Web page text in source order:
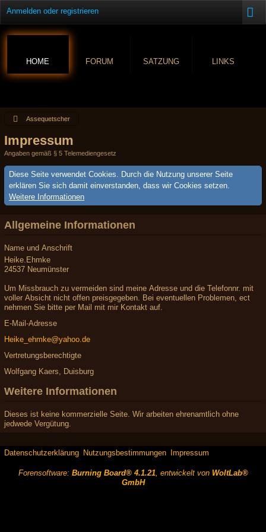
Anmelden oder registrieren
HOME FORUM SATZUNG LINKS
Assequetscher
Impressum
Angaben gemäß § 5 Telemediengesetz
Diese Seite verwendet Cookies. Durch die Nutzung unserer Seite
erklären Sie sich damit einverstanden, dass wir Cookies setzen.
Weitere Informationen
Allgemeine Informationen
Name und Anschrift
Heike.Ehmke
24537 Neumünster
Um Missbrauch zu vermeiden sind meine Adresse und die Telefonnr. mit
voller Absicht nicht offen preisgegeben. Bei eventuellen Problemen, ect
nehmen Sie bitte per Mail mit mir Kontakt auf.
E-Mail-Adresse
Heike_ehmke@yahoo.de
Vertretungsberechtigte
Wolfgang Kaers, Duisburg
Weitere Informationen
Dieses ist keine kommerzielle Seite. Wir arbeiten ehrenamtlich ohne
jedwede Vergütung.
Datenschutzerklärung Nutzungsbestimmungen Impressum
Forensoftware: Burning Board® 4.1.21, entwickelt von WoltLab®
GmbH